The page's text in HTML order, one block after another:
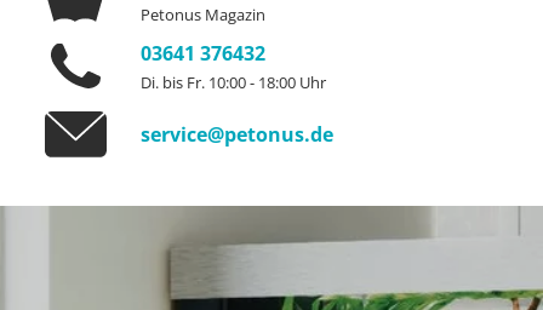
Petonus Magazin
03641 376432
Di. bis Fr. 10:00 - 18:00 Uhr
service@petonus.de